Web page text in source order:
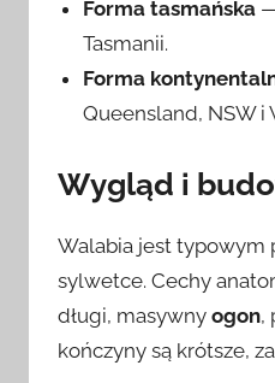
Forma tasmańska
Tasmanii.
Forma
Queensland, NSW i
Wygląd i
Walabia jest typowym
sylwetce. Cechy
długi, masywny ogon,
kończyny są krótsze,